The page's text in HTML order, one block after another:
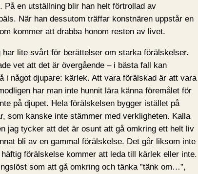
På en utställning blir han helt förtrollad av
När han dessutom träffar konstnären uppstår en
kommer att drabba honom resten av livet.
lite svårt för berättelser om starka förälskelser.
vet att det är övergående – i bästa fall kan
i något djupare: kärlek. Att vara förälskad är att vara
har man inte hunnit lära känna föremålet för
på djupet. Hela förälskelsen bygger istället på
som kanske inte stämmer med verkligheten. Kalla
jag tycker att det är osunt att gå omkring ett helt liv
bli av en gammal förälskelse. Det går liksom inte
förälskelse kommer att leda till kärlek eller inte.
som att gå omkring och tänka ”tänk om…”,